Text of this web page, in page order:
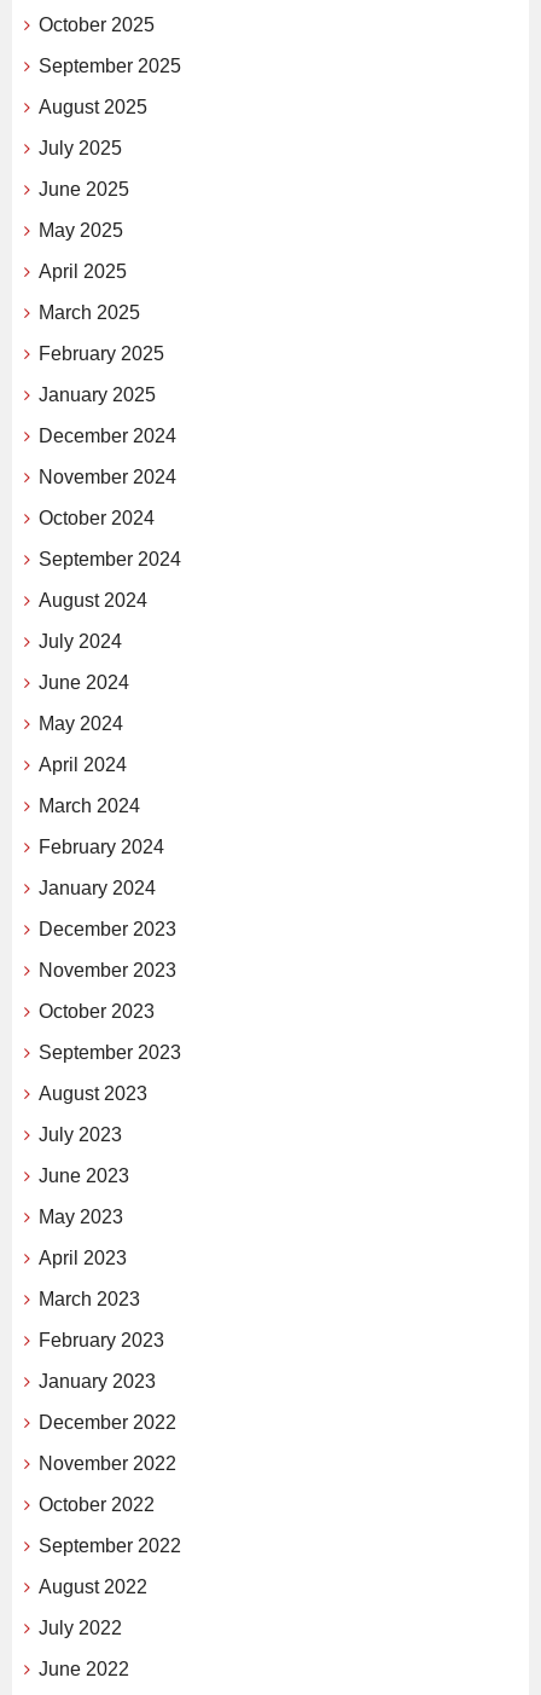
October 2025
September 2025
August 2025
July 2025
June 2025
May 2025
April 2025
March 2025
February 2025
January 2025
December 2024
November 2024
October 2024
September 2024
August 2024
July 2024
June 2024
May 2024
April 2024
March 2024
February 2024
January 2024
December 2023
November 2023
October 2023
September 2023
August 2023
July 2023
June 2023
May 2023
April 2023
March 2023
February 2023
January 2023
December 2022
November 2022
October 2022
September 2022
August 2022
July 2022
June 2022